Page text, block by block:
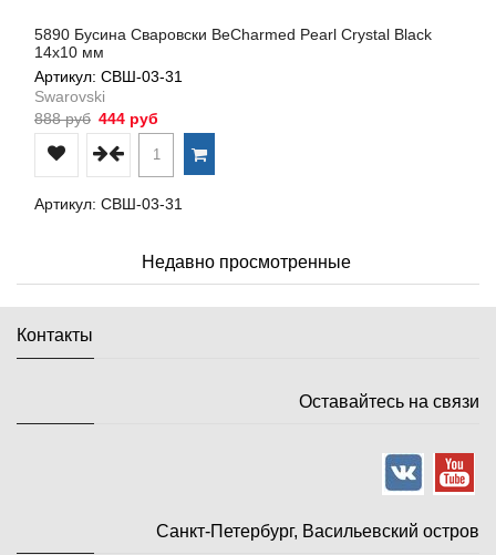
5890 Бусина Сваровски BeCharmed Pearl Crystal Black
14х10 мм
Артикул: СВШ-03-31
Swarovski
888 руб 444 руб
Артикул: СВШ-03-31
Недавно просмотренные
Контакты
Оставайтесь на связи
Санкт-Петербург, Васильевский остров